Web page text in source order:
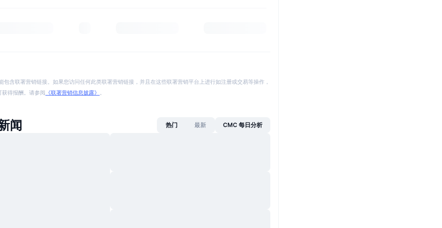
包含联署营销链接。如果您访问任何此类联署营销链接，并且在这些联署营销平台上进行如注册或交易等操作，
得报酬。请参阅 《联署营销信息披露》 。
闻 热门 最新 CMC 每日分析